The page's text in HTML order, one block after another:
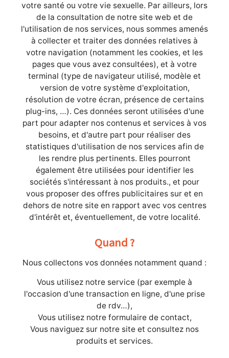
votre santé ou votre vie sexuelle. Par ailleurs, lors
de la consultation de notre site web et de
l'utilisation de nos services, nous sommes amenés
à collecter et traiter des données relatives à
votre navigation (notamment les cookies, et les
pages que vous avez consultées), et à votre
terminal (type de navigateur utilisé, modèle et
version de votre système d'exploitation,
résolution de votre écran, présence de certains
plug-ins, …). Ces données seront utilisées d'une
part pour adapter nos contenus et services à vos
besoins, et d'autre part pour réaliser des
statistiques d'utilisation de nos services afin de
les rendre plus pertinents. Elles pourront
également être utilisées pour identifier les
sociétés s'intéressant à nos produits., et pour
vous proposer des offres publicitaires sur et en
dehors de notre site en rapport avec vos centres
d'intérêt et, éventuellement, de votre localité.
Quand ?
Nous collectons vos données notamment quand :
Vous utilisez notre service (par exemple à
l'occasion d'une transaction en ligne, d'une prise
de rdv…),
Vous utilisez notre formulaire de contact,
Vous naviguez sur notre site et consultez nos
produits et services.